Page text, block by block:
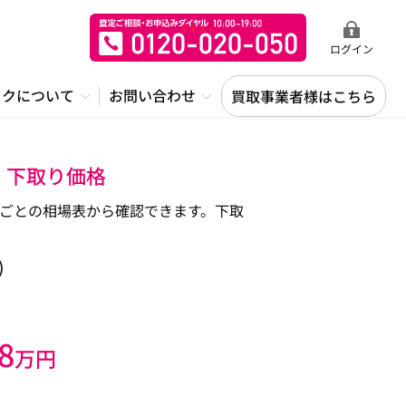
ログイン
について お問い合わせ 買取事業者様はこちら
取り価格
との相場表から確認できます。下取
万円